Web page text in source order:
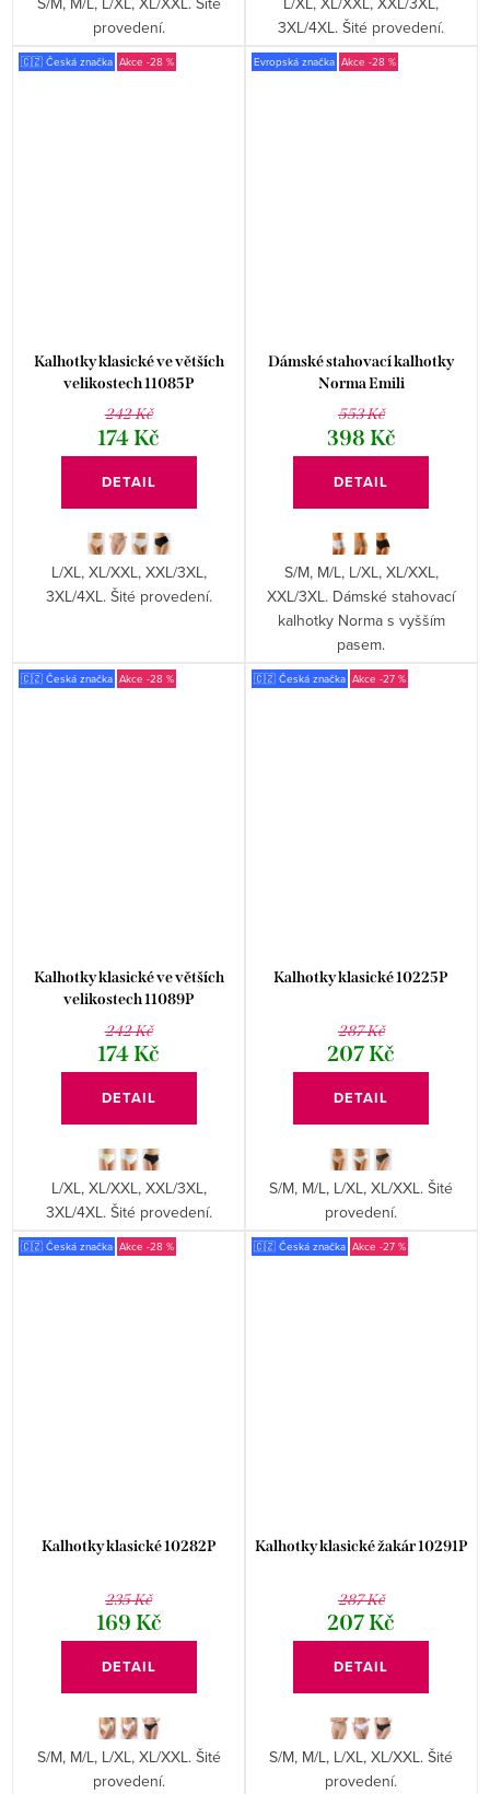
provedení.
3XL/4XL. Šité provedení.
🇨🇿 Česká značka -28 %
Kalhotky klasické ve větších
velikostech 11085P
242 Kč
174 Kč
DETAIL
L/XL, XL/XXL, XXL/3XL,
3XL/4XL. Šité provedení.
Evropská značka -28 %
Dámské stahovací kalhotky
Norma Emili
553 Kč
398 Kč
DETAIL
S/M, M/L, L/XL, XL/XXL,
XXL/3XL. Dámské stahovací
kalhotky Norma s vyšším
pasem.
🇨🇿 Česká značka -28 %
Kalhotky klasické ve větších
velikostech 11089P
242 Kč
174 Kč
DETAIL
L/XL, XL/XXL, XXL/3XL,
3XL/4XL. Šité provedení.
🇨🇿 Česká značka -27 %
Kalhotky klasické 10225P
287 Kč
207 Kč
DETAIL
S/M, M/L, L/XL, XL/XXL. Šité
provedení.
🇨🇿 Česká značka -28 %
Kalhotky klasické 10282P
235 Kč
169 Kč
DETAIL
S/M, M/L, L/XL, XL/XXL. Šité
provedení.
🇨🇿 Česká značka -27 %
Kalhotky klasické žakár 10291P
287 Kč
207 Kč
DETAIL
S/M, M/L, L/XL, XL/XXL. Šité
provedení.